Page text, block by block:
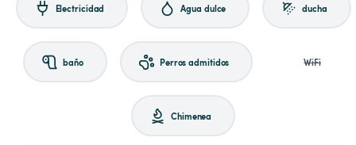
Electricidad Agua dulce ducha
baño Perros admitidos WiFi
Chimenea